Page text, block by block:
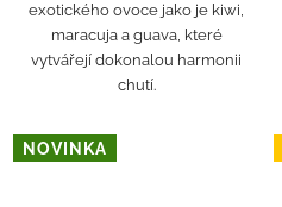
exotického ovoce jako je kiwi,
maracuja a guava, které
vytvářejí dokonalou harmonii
chutí.
NOVINKA